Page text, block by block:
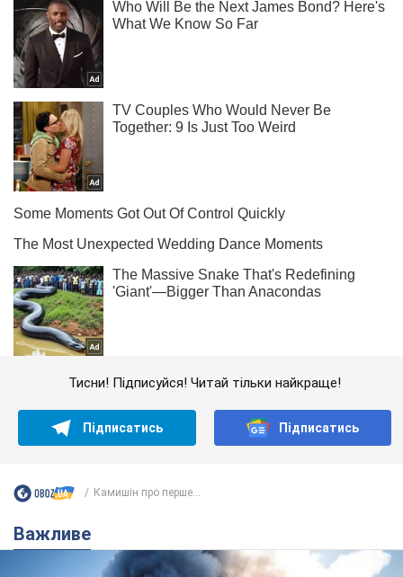
Тисни! Підписуйся! Читай тільки найкраще!
Підписатись Підписатись
Камишін про перше...
Важливе